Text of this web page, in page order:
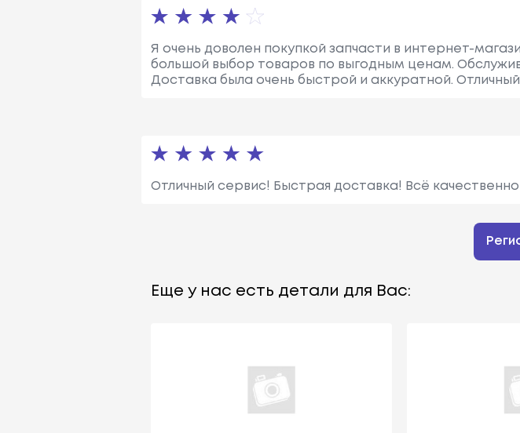
Я очень доволен покупкой запчасти в интернет-
большой выбор товаров по выгодным ценам.
Доставка была очень быстрой и аккуратной.
Отличный сервис! Быстрая доставка! Всё
Еще у нас есть детали для Вас: